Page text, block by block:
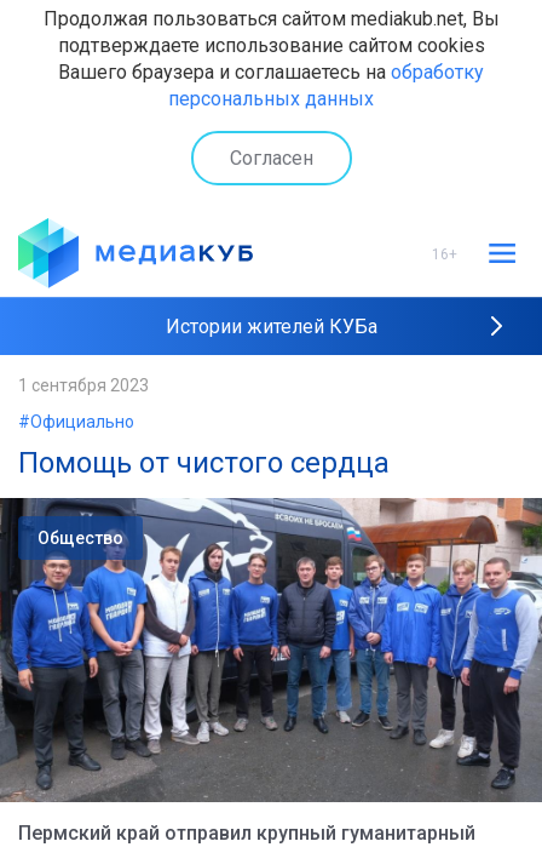
Продолжая пользоваться сайтом mediakub.net, Вы
подтверждаете использование сайтом cookies
Вашего браузера и соглашаетесь на обработку
персональных данных
Согласен
16+
Истории жителей КУБа
1 сентября 2023
#Официально
Помощь от чистого сердца
Общество
Пермский край отправил крупный гуманитарный